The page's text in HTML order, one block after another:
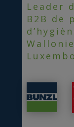
Leader
B2B de